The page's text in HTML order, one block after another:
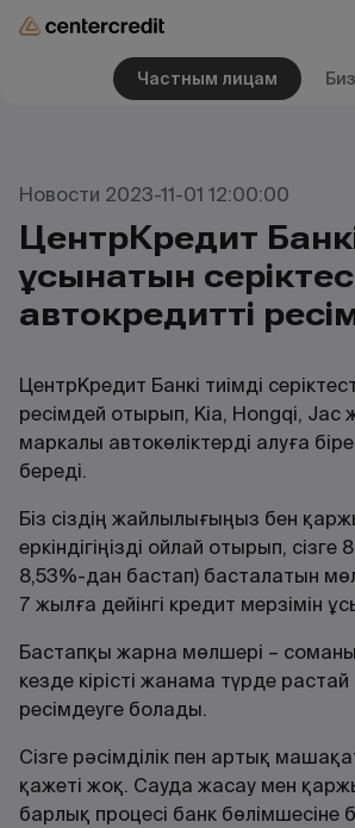
Частным лицам
Новости 2023-11-01 12:00:00
ЦентрКредит
ұсынатын
автокредитті
ЦентрКредит Банкі тиімді
ресімдей отырып, Kia, Hongqi, Jac
маркалы автокөліктерді алуға
береді.
Біз сіздің жайлылығыңыз бен
еркіндігіңізді ойлай отырып,
8,53%-дан бастап) басталатын
7 жылға дейінгі кредит мерзімін
Бастапқы жарна мөлшері –
кезде кірісті жанама түрде
ресімдеуге болады.
Сізге рәсімділік пен артық
қажеті жоқ. Сауда жасау мен
барлық процесі банк бөлімшесіне